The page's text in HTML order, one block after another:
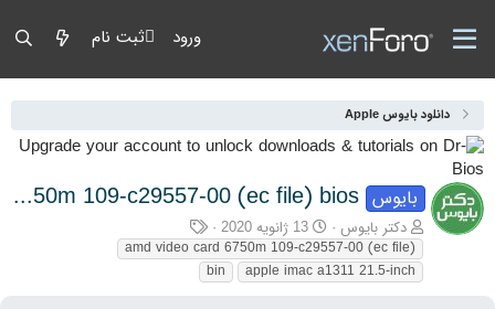
ورود ثبت نام
دانلود بایوس Apple
بایوس apple imac a1311 21.5-inch amd video card 6750m 109-c29557-00 (ec file) bios
آغازگر گفتمان
دکتر بایوس تاریخ شروع
13 ژانویه 2020 برچسب‌ها
amd video card 6750m 109-c29557-00 (ec file)
apple imac a1311 21.5-inch
bin